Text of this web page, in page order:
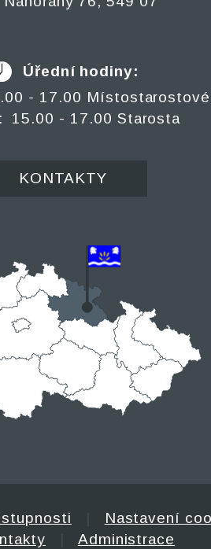
Úřední hodiny:
- 17.00 Místostarostové
15.00 - 17.00 Starosta
KONTAKTY
Nastavení
Administrace